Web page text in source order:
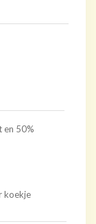
en 50%
koekje